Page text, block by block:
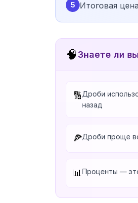
5 Итоговая
🧠Знаете ли
🔢Дроби
назад
🍕Дроби проще
📊 Проценты —